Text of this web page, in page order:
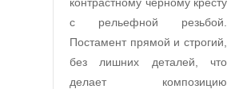
с рельефной резьбой.
Постамент прямой и строгий,
без лишних деталей, что
делает композицию